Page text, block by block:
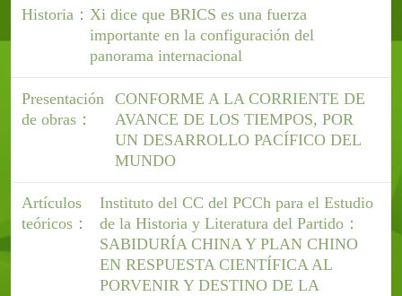
Historia： Xi dice que BRICS es una fuerza
importante en la configuración del
panorama internacional
Presentación
de obras：
CONFORME A LA CORRIENTE DE
AVANCE DE LOS TIEMPOS, POR
UN DESARROLLO PACÍFICO DEL
MUNDO
Artículos
teóricos：
Instituto del CC del PCCh para el Estudio
de la Historia y Literatura del Partido：
SABIDURÍA CHINA Y PLAN CHINO
EN RESPUESTA CIENTÍFICA AL
PORVENIR Y DESTINO DE LA